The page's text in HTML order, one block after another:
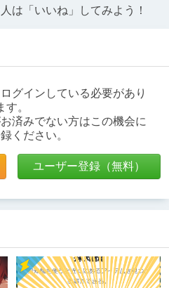
は「いいね」してみよう！
グインしている必要があり
す。
済みでない方はこの機会に
ください。
ユーザー登録（無料）